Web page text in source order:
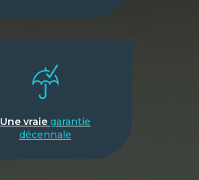
Une vraie garantie
décennale